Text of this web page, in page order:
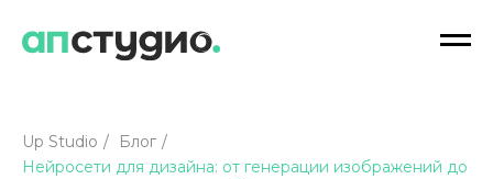
Up Studio / Блог /
Нейросети для дизайна: от генерации изображений до